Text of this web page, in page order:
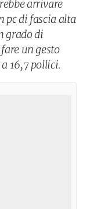
arrivare
pc di fascia alta
grado di
un gesto
16,7 pollici.